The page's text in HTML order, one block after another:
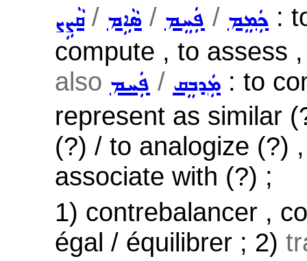
ܩܵܨܹܨ/ ܣܵܐܹܡ / ܦܲܚܸܡ / ܟܲܡܸܡ :
compute , to assess
also ܦܲܚܡ / ܡܲܕܒܸܩ : to
represent as similar
(?) / to analogize (?)
associate with (?) ;
1) contrebalancer ,
égal / équilibrer ; 2)